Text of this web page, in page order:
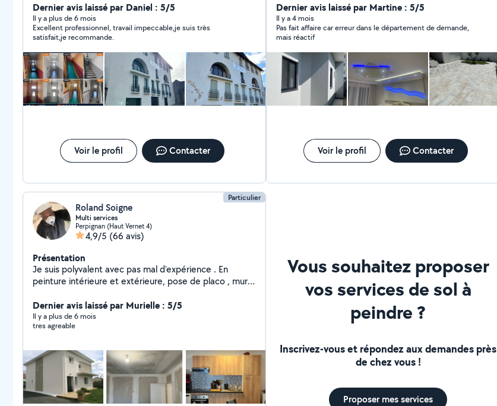
vous avez une demande n'hésite pas à me contacter
Dernier avis laissé par Daniel : 5/5
Il y a plus de 6 mois
Excellent professionnel, travail impeccable,je suis très
satisfait,je recommande.
Voir le profil Contacter
50m2 (avec matériel)
Dernier avis laissé par Martine : 5/5
Il y a 4 mois
Pas fait affaire car erreur dans le département de demande,
mais réactif
Voir le profil Contacter
Particulier
Roland Soigne
Multi services
Perpignan (Haut Vernet 4)
4,9/5 (66 avis)
Présentation
Je suis polyvalent avec pas mal d'expérience . En
peinture intérieure et extérieure, pose de placo , mur
plaintes. Rèparation lissage Murs intérieur et exterieur.
Montage de meuble en kit ou en pré kit. Pose de
parquet, Pose de linos sur dalles , carrelages ou
Pose de faënce ,carrelages,briques de Parment .
Réalisation de têtes de lit en placo. Pose de cloture en
grille rigide avec sa toile ou divers clotures sur mesure.
J'ai tous l'équipement et le matériels nécessaires pour
intervenir. Je possède une grande remorque pour
Dernier avis laissé par Murielle : 5/5
Il y a plus de 6 mois
tres agreable
Vous souhaitez proposer
vos services de sol à
peindre ?
Inscrivez-vous et répondez aux demandes près
de chez vous !
Proposer mes services